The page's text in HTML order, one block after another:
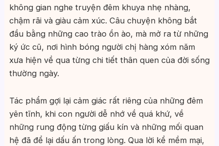
không gian nghe truyện đêm khuya nhẹ nhàng,
chậm rãi và giàu cảm xúc. Câu chuyện không bắt
đầu bằng những cao trào ồn ào, mà mở ra từ những
ký ức cũ, nơi hình bóng người chị hàng xóm năm
xưa hiện về qua từng chi tiết thân quen của đời sống
thường ngày.
Tác phẩm gợi lại cảm giác rất riêng của những đêm
yên tĩnh, khi con người dễ nhớ về quá khứ, về
những rung động từng giấu kín và những mối quan
hệ đã để lại dấu ấn trong lòng. Qua lời kể mềm mại,